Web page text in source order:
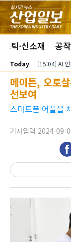
본문 바로가기
틱·신소재 공
Today [15:04] AI 인
메이튼, 오토
선보여
스마트폰 어플을
기사입력 2024-09-